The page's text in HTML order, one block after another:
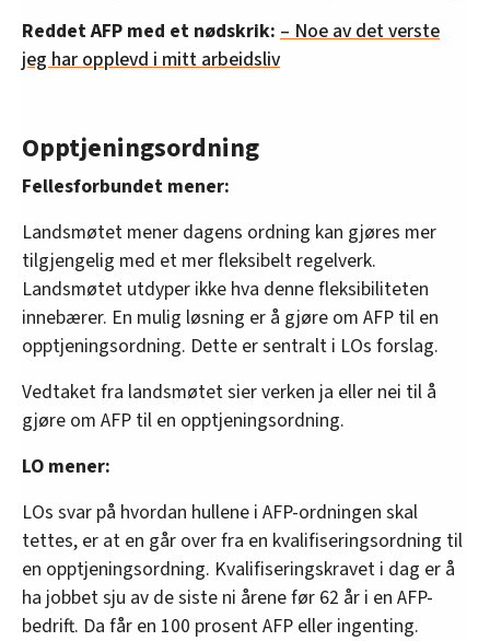
Reddet AFP med et nødskrik: – Noe av det verste
jeg har opplevd i mitt arbeidsliv
Opptjeningsordning
Fellesforbundet mener:
Landsmøtet mener dagens ordning kan gjøres mer
tilgjengelig med et mer fleksibelt regelverk.
Landsmøtet utdyper ikke hva denne fleksibiliteten
innebærer. En mulig løsning er å gjøre om AFP til en
opptjeningsordning. Dette er sentralt i LOs forslag.
Vedtaket fra landsmøtet sier verken ja eller nei til å
gjøre om AFP til en opptjeningsordning.
LO mener:
LOs svar på hvordan hullene i AFP-ordningen skal
tettes, er at en går over fra en kvalifiseringsordning til
en opptjeningsordning. Kvalifiseringskravet i dag er å
ha jobbet sju av de siste ni årene før 62 år i en AFP-
bedrift. Da får en 100 prosent AFP eller ingenting.